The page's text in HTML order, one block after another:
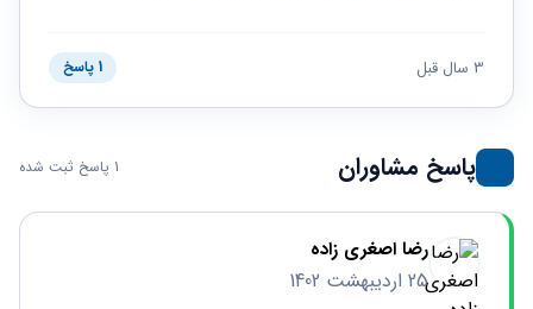
حقوقی
خانواده
حقوقی
کسب
بهینه
سایت
3 سال قبل 1 پاسخ
پاسخ مشاوران 1 پاسخ ثبت شده
رضا اصغری زاده
25 اردیبهشت 1402